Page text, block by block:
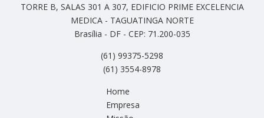
TORRE B, SALAS 301 A 307, EDIFICIO PRIME EXCELENCIA
MEDICA - TAGUATINGA NORTE
Brasília - DF - CEP: 71.200-035
(61) 99375-5298
(61) 3554-8978
Home
Empresa